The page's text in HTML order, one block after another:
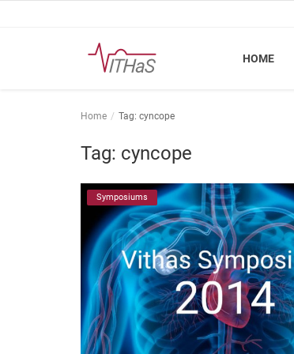
HOME
Home Tag: cyncope
Tag: cyncope
Symposiums